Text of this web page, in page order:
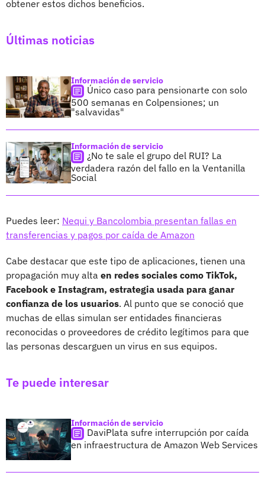
obtener estos dichos beneficios.
Últimas noticias
Información de servicio
Único caso para pensionarte con solo
500 semanas en Colpensiones; un
"salvavidas"
Información de servicio
¿No te sale el grupo del RUI? La
verdadera razón del fallo en la Ventanilla
Social
Puedes leer: Nequi y Bancolombia presentan fallas en
transferencias y pagos por caída de Amazon
Cabe destacar que este tipo de aplicaciones, tienen una
propagación muy alta en redes sociales como TikTok,
Facebook e Instagram, estrategia usada para ganar
confianza de los usuarios. Al punto que se conoció que
muchas de ellas simulan ser entidades financieras
reconocidas o proveedores de crédito legítimos para que
las personas descarguen un virus en sus equipos.
Te puede interesar
Información de servicio
DaviPlata sufre interrupción por caída
en infraestructura de Amazon Web Services